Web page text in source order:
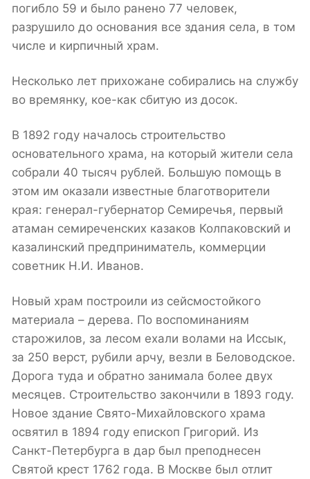
погибло 59 и было ранено 77 человек,
разрушило до основания все здания села, в том
числе и кирпичный храм.
Несколько лет прихожане собирались на службу
во времянку, кое-как сбитую из досок.
В 1892 году началось строительство
основательного храма, на который жители села
собрали 40 тысяч рублей. Большую помощь в
этом им оказали известные благотворители
края: генерал-губернатор Семиречья, первый
атаман семиреченских казаков Колпаковский и
казалинский предприниматель, коммерции
советник Н.И. Иванов.
Новый храм построили из сейсмостойкого
материала – дерева. По воспоминаниям
старожилов, за лесом ехали волами на Иссык,
за 250 верст, рубили арчу, везли в Беловодское.
Дорога туда и обратно занимала более двух
месяцев. Строительство закончили в 1893 году.
Новое здание Свято-Михайловского храма
освятил в 1894 году епископ Григорий. Из
Санкт-Петербурга в дар был преподнесен
Святой крест 1762 года. В Москве был отлит